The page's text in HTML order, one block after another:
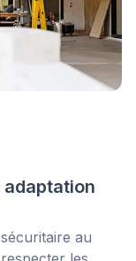
adaptation
au